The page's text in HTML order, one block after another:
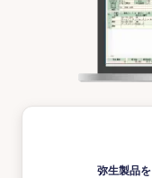
弥生製品を